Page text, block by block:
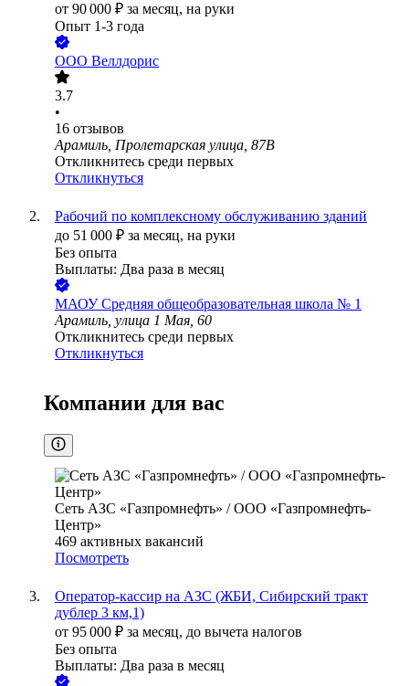
от 90 000 ₽ за месяц, на руки
Опыт 1-3 года
ООО Веллдорис
3.7
•
16 отзывов
Арамиль, Пролетарская улица, 87В
Откликнитесь среди первых
Откликнуться
Рабочий по комплексному обслуживанию зданий
до 51 000 ₽ за месяц, на руки
Без опыта
Выплаты: Два раза в месяц
МАОУ Средняя общеобразовательная школа № 1
Арамиль, улица 1 Мая, 60
Откликнитесь среди первых
Откликнуться
Компании для вас
Сеть АЗС «Газпромнефть» / ООО «Газпромнефть-
Центр»
469 активных вакансий
Посмотреть
Оператор-кассир на АЗС (ЖБИ, Сибирский тракт
дублер 3 км,1)
от 95 000 ₽ за месяц, до вычета налогов
Без опыта
Выплаты: Два раза в месяц